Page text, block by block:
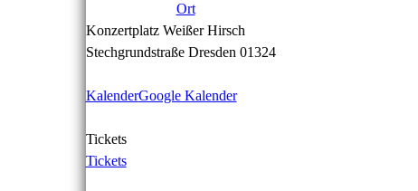
Ort
Konzertplatz Weißer Hirsch
Stechgrundstraße Dresden 01324
KalenderGoogle Kalender
Tickets
Tickets